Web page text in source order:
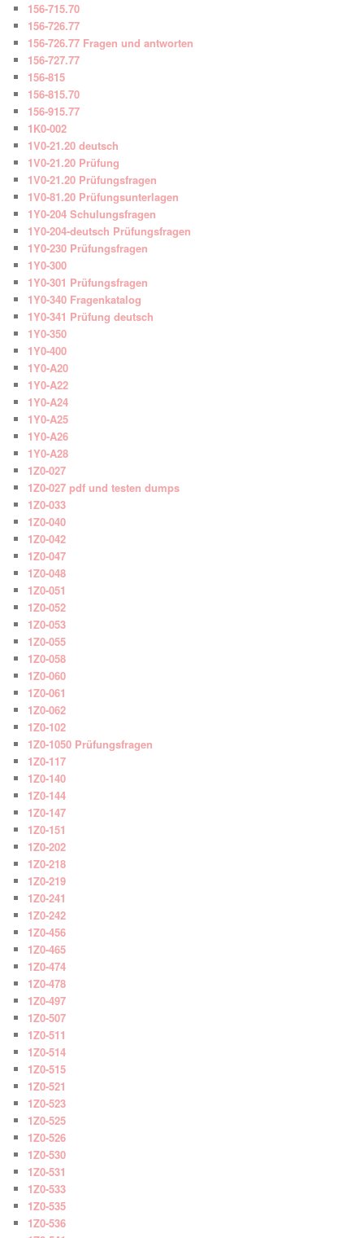
156-715.70
156-726.77
156-726.77 Fragen und antworten
156-727.77
156-815
156-815.70
156-915.77
1K0-002
1V0-21.20 deutsch
1V0-21.20 Prüfung
1V0-21.20 Prüfungsfragen
1V0-81.20 Prüfungsunterlagen
1Y0-204 Schulungsfragen
1Y0-204-deutsch Prüfungsfragen
1Y0-230 Prüfungsfragen
1Y0-300
1Y0-301 Prüfungsfragen
1Y0-340 Fragenkatalog
1Y0-341 Prüfung deutsch
1Y0-350
1Y0-400
1Y0-A20
1Y0-A22
1Y0-A24
1Y0-A25
1Y0-A26
1Y0-A28
1Z0-027
1Z0-027 pdf und testen dumps
1Z0-033
1Z0-040
1Z0-042
1Z0-047
1Z0-048
1Z0-051
1Z0-052
1Z0-053
1Z0-055
1Z0-058
1Z0-060
1Z0-061
1Z0-062
1Z0-102
1Z0-1050 Prüfungsfragen
1Z0-117
1Z0-140
1Z0-144
1Z0-147
1Z0-151
1Z0-202
1Z0-218
1Z0-219
1Z0-241
1Z0-242
1Z0-456
1Z0-465
1Z0-474
1Z0-478
1Z0-497
1Z0-507
1Z0-511
1Z0-514
1Z0-515
1Z0-521
1Z0-523
1Z0-525
1Z0-526
1Z0-530
1Z0-531
1Z0-533
1Z0-535
1Z0-536